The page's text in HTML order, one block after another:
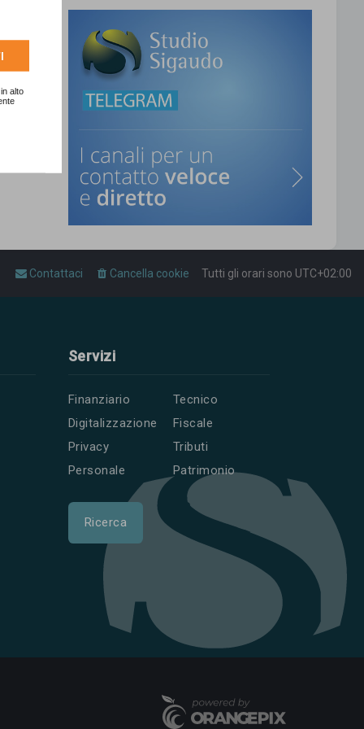
alto
Tutti gli orari sono UTC+02:00
Cancella cookie
Contattaci
Servizi
Finanziario
Digitalizzazione
Privacy
Personale
Tecnico
Fiscale
Tributi
Patrimonio
Ricerca